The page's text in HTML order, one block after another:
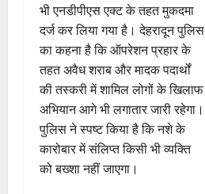
भी एनडीपीएस एक्ट के तहत मुकदमा
दर्ज कर लिया गया है। देहरादून पुलिस
का कहना है कि ऑपरेशन प्रहार के
तहत अवैध शराब और मादक पदार्थों
की तस्करी में शामिल लोगों के खिलाफ
अभियान आगे भी लगातार जारी रहेगा।
पुलिस ने स्पष्ट किया है कि नशे के
कारोबार में संलिप्त किसी भी व्यक्ति
को बख्शा नहीं जाएगा।